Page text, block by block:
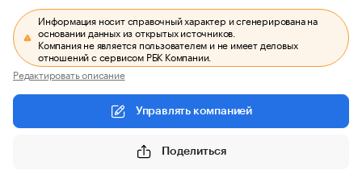
Информация носит справочный характер и сгенерирована на
основании данных из открытых источников.
Компания не является пользователем и не имеет деловых
отношений с сервисом РБК Компании.
Редактировать описание
Управлять компанией
Поделиться